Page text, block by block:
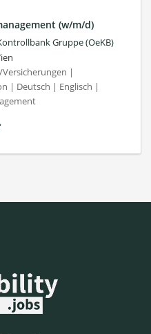
(w/m/d)
Gruppe (OeKB)
|
| Deutsch | Englisch |